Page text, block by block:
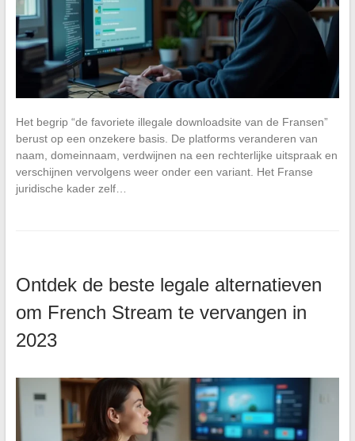
Het begrip “de favoriete illegale downloadsite van de Fransen”
berust op een onzekere basis. De platforms veranderen van
naam, domeinnaam, verdwijnen na een rechterlijke uitspraak en
verschijnen vervolgens weer onder een variant. Het Franse
juridische kader zelf…
Ontdek de beste legale alternatieven
om French Stream te vervangen in
2023